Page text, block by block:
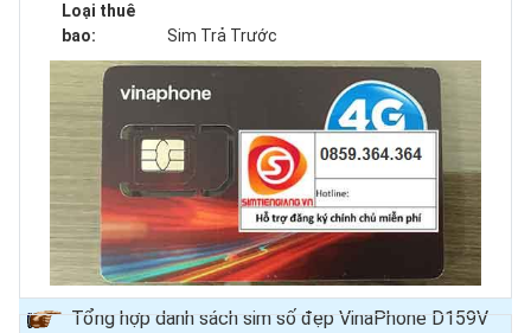
Loại thuê
bao:
Sim Trả Trước
Tổng hợp danh sách sim số đẹp VinaPhone D159V